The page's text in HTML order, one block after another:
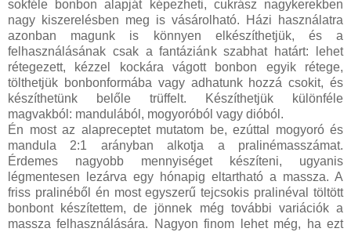
sokféle bonbon alapját képezheti, cukrász nagykerekben
nagy kiszerelésben meg is vásárolható. Házi használatra
azonban magunk is könnyen elkészíthetjük, és a
felhasználásának csak a fantáziánk szabhat határt: lehet
rétegezett, kézzel kockára vágott bonbon egyik rétege,
tölthetjük bonbonformába vagy adhatunk hozzá csokit, és
készíthetünk belőle trüffelt. Készíthetjük különféle
magvakból: mandulából, mogyoróból vagy dióból.
Én most az alapreceptet mutatom be, ezúttal mogyoró és
mandula 2:1 arányban alkotja a pralinémasszámat.
Érdemes nagyobb mennyiséget készíteni, ugyanis
légmentesen lezárva egy hónapig eltartható a massza. A
friss pralinéből én most egyszerű tejcsokis pralinéval töltött
bonbont készítettem, de jönnek még további variációk a
massza felhasználására. Nagyon finom lehet még, ha ezt